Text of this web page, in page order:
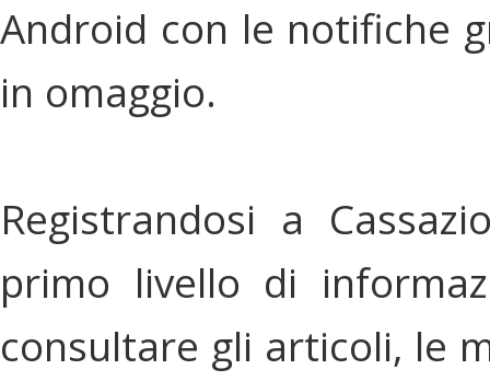
Android con le notifiche
in omaggio.
Registrandosi a
primo livello di
consultare gli articoli, le